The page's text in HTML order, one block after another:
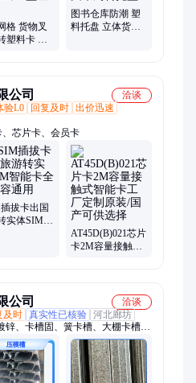
格 货物叉
塑料卡 塑
图书仓库防潮 塑
料托盘 立体货架
公司
洽谈
验L0 回复及时 出价迅速
芯片卡、会员卡
拔卡出国
实体SIM智
AT45D(B)021芯片
卡2M容量接触式
公司
洽谈
及时 真实性已核验 河北廊坊
锌、卡槽固、簧卡槽、大棚卡槽、
、工业厂房、环氧树脂、温室大
乙烯基、907乙烯基、玻璃鳞片、
棚压膜带、大棚卷膜器、防腐脱硫